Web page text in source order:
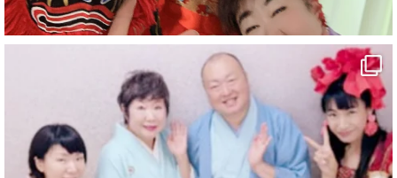
#旅行動画
#一人旅
#観光スポット
#旅行好きと繋がりたい
7 X